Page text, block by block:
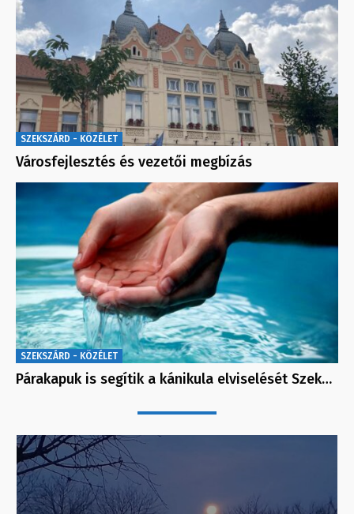
SZEKSZÁRD - KÖZÉLET
Városfejlesztés és vezetői megbízás
SZEKSZÁRD - KÖZÉLET
Párakapuk is segítik a kánikula elviselését Szek…